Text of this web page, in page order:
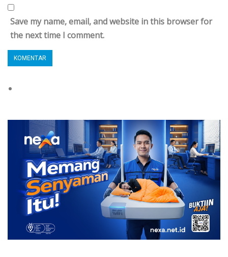
Save my name, email, and website in this browser for
the next time I comment.